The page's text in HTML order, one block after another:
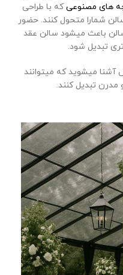
های مصنوعیکه با طراحی
شمارا متحول کنند. حضور
سالن باعث میشود سالن عقد
تبدیل شود.
خاص آشنا میشوید که میتوانند
تبدیل کنند.